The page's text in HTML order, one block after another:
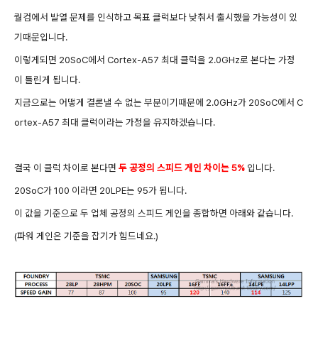
퀄컴에서 발열 문제를 인식하고 목표 클럭보다 낮춰서 출시했을 가능성이 있
기때문입니다.
이렇게되면 20SoC에서 Cortex-A57 최대 클럭을 2.0GHz로 본다는 가정
이 틀린게 됩니다.
지금으로는 어떻게 결론낼 수 없는 부분이기때문에 2.0GHz가 20SoC에서 C
ortex-A57 최대 클럭이라는 가정을 유지하겠습니다.
결국 이 클럭 차이로 본다면 두 공정의 스피드 게인 차이는 5% 입니다.
20SoC가 100 이라면 20LPE는 95가 됩니다.
이 값을 기준으로 두 업체 공정의 스피드 게인을 종합하면 아래와 같습니다.
(파워 게인은 기준을 잡기가 힘드네요.)